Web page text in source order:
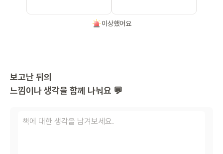
이상했어요
보고난 뒤의
느낌이나 생각을 함께 나눠요 💬